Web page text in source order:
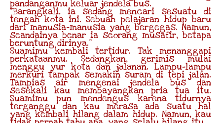
pandanganmu keluar jendela bus.
“Barangkali, ia sedang mencari sesuatu di
tengah kota ini. Sebuah pelajaran hidup baru
dari manusia-manusia yang bergegas. Namun,
seandainya benar ia seorang musafir, betapa
beruntung dirinya.”
Suamimu kembali tertidur. Tak menanggapi
perkataanmu. Sedangkan, gerimis mulai
menggu yur kota dan jalanan. Lampu-lampu
merkuri tampak semakin suram di tepi jalan.
Tampias air mengenai jendela bus dan
sesekali kau membayangkan pria tua itu.
Suamimu pun mendengus karena tidurnya
terganggu dan kau merasa ada suatu hal
yang kembali hilang dalam hidup. Namun, kau